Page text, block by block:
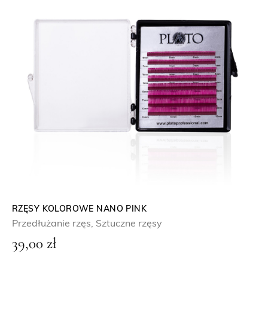
RZĘSY KOLOROWE NANO PINK
Przedłużanie rzęs, Sztuczne rzęsy
39,00 zł